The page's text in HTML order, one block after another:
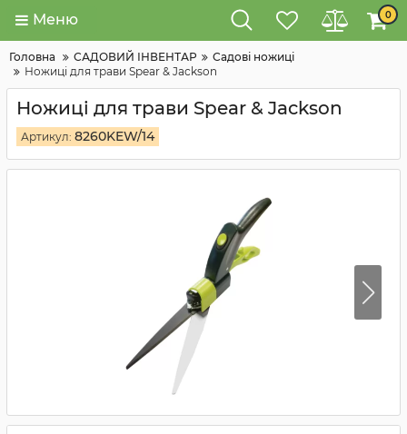
Меню 0
Головна САДОВИЙ ІНВЕНТАР
Садові ножиці
Ножиці для трави Spear & Jackson
Ножиці для трави Spear & Jackson
Артикул: 8260KEW/14